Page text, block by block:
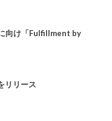
向け「Fulfillment by
リリース